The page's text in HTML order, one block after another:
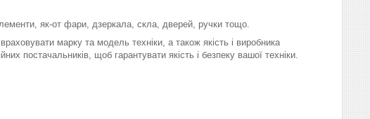
як-от фари, дзеркала, скла, дверей, ручки тощо.
марку та модель техніки, а також якість і виробника
постачальників, щоб гарантувати якість і безпеку вашої техніки.